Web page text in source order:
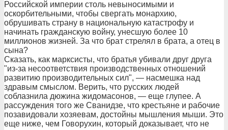
Российской империи столь невыносимыми и
оскорбительными, чтобы свергать монархию,
обрушивать страну в национальную катастрофу и
начинать гражданскую войну, унесшую более 10
миллионов жизней. За что брат стрелял в брата, а отец в
сына?
Сказать, как марксисты, что братья убивали друг друга
"из-за несоответствия производственных отношений
развитию производительных сил", — насмешка над
здравым смыслом. Верить, что русских людей
соблазнила дюжина жидомасонов, — еще глупее. А
рассуждения того же Сванидзе, что крестьяне и рабочие
позавидовали хозяевам, достойны мышления мыши. Это
еще ниже, чем Говорухин, который доказывает, что не